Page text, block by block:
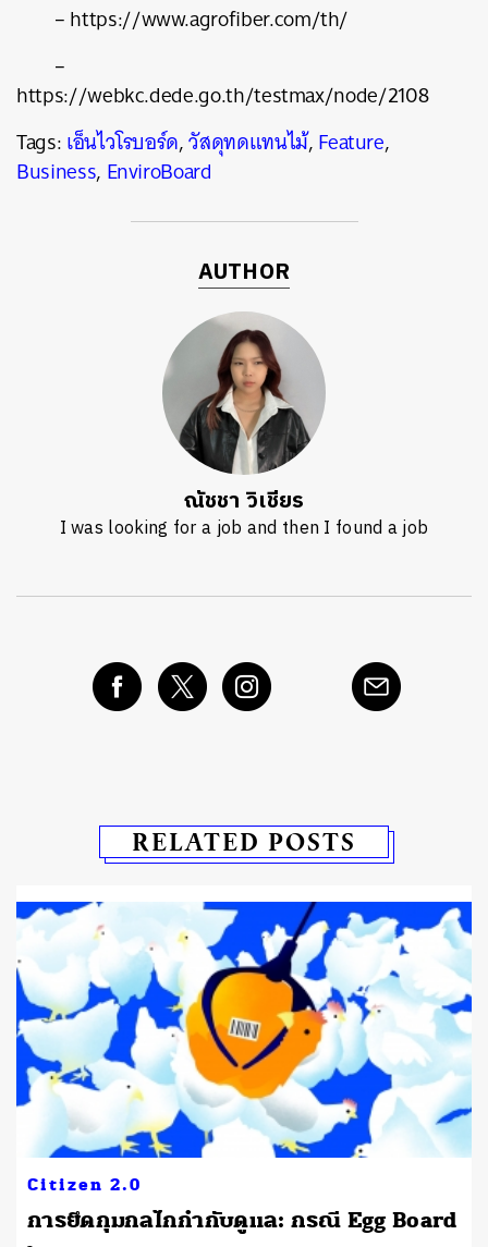
– https://www.agrofiber.com/th/
–
https://webkc.dede.go.th/testmax/node/2108
Tags:เอ็นไวโรบอร์ด,วัสดุทดแทนไม้,Feature,
Business, EnviroBoard
AUTHOR
ณัชชา วิเชียร
I was looking for a job and then I found a job
RELATED POSTS
Citizen 2.0
การยึดกุมกลไกกำกับดูแล: กรณี Egg Board